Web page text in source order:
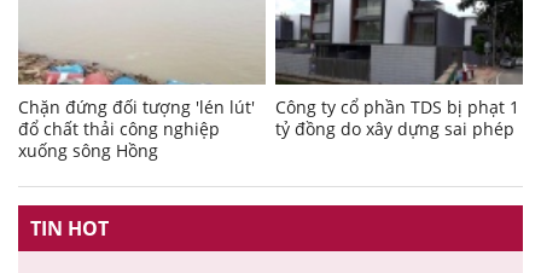
Chặn đứng đối tượng 'lén lút'
đổ chất thải công nghiệp
xuống sông Hồng
Công ty cổ phần TDS bị phạt 1
tỷ đồng do xây dựng sai phép
TIN HOT